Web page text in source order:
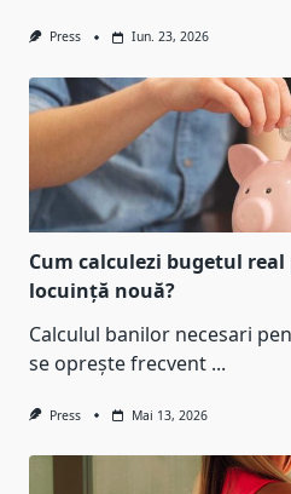
Press Iun. 23, 2026
Cum calculezi bugetul
locuință nouă?
Calculul banilor necesari
se oprește frecvent ...
Press Mai 13, 2026